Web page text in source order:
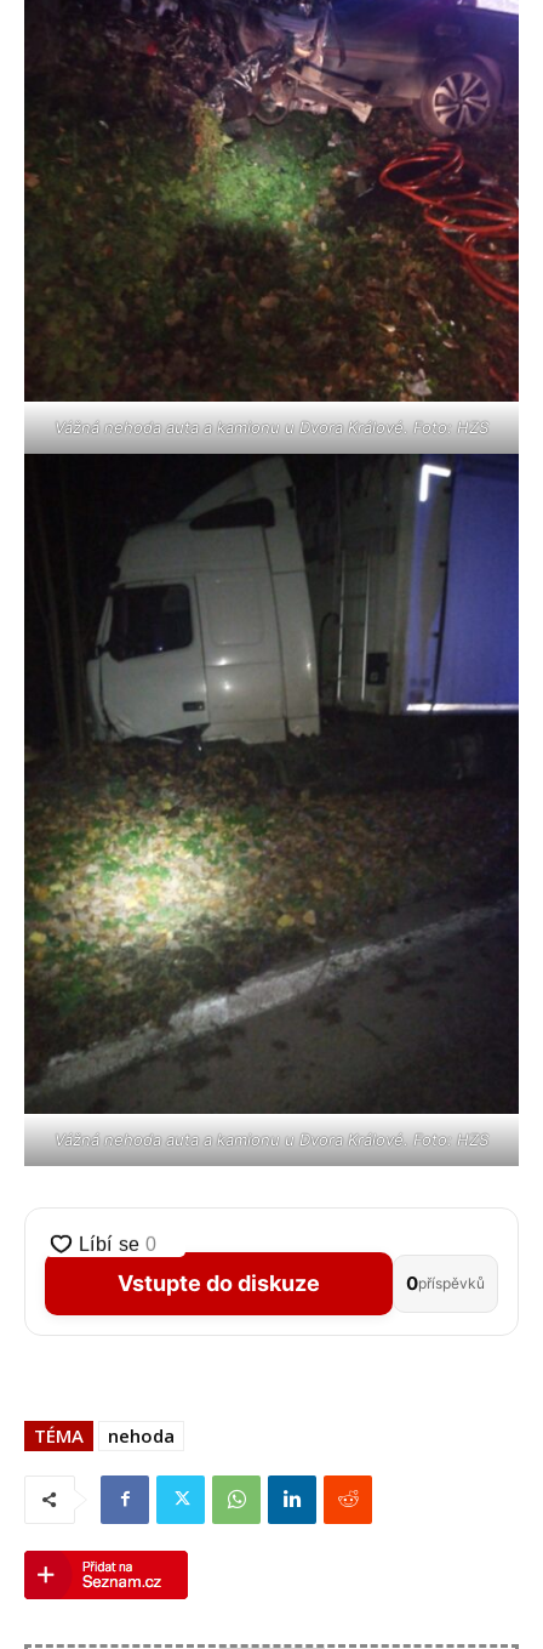
Vážná nehoda auta a kamionu u Dvora Králové. Foto: HZS
Vážná nehoda auta a kamionu u Dvora Králové. Foto: HZS
Vstupte do diskuze 0příspěvků
TÉMA nehoda